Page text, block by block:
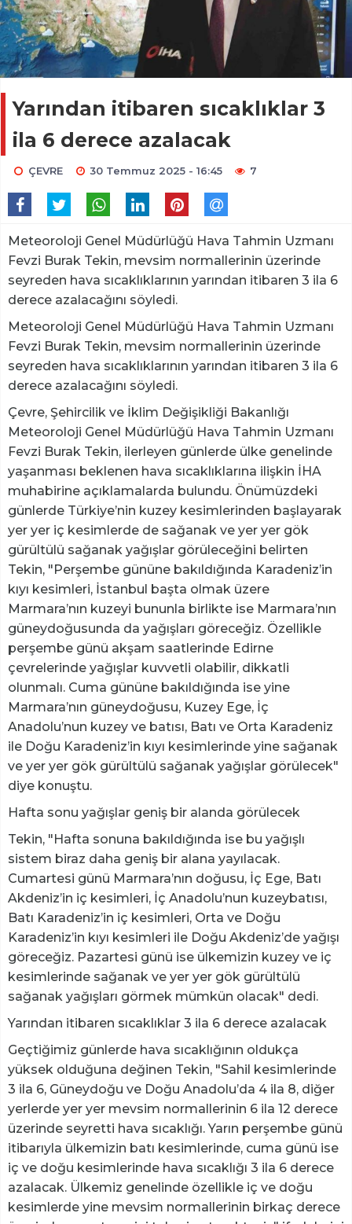
Yarından itibaren sıcaklıklar 3
ila 6 derece azalacak
ÇEVRE 30 Temmuz 2025 - 16:45 7
Meteoroloji Genel Müdürlüğü Hava Tahmin Uzmanı
Fevzi Burak Tekin, mevsim normallerinin üzerinde
seyreden hava sıcaklıklarının yarından itibaren 3 ila 6
derece azalacağını söyledi.
Meteoroloji Genel Müdürlüğü Hava Tahmin Uzmanı
Fevzi Burak Tekin, mevsim normallerinin üzerinde
seyreden hava sıcaklıklarının yarından itibaren 3 ila 6
derece azalacağını söyledi.
Çevre, Şehircilik ve İklim Değişikliği Bakanlığı
Meteoroloji Genel Müdürlüğü Hava Tahmin Uzmanı
Fevzi Burak Tekin, ilerleyen günlerde ülke genelinde
yaşanması beklenen hava sıcaklıklarına ilişkin İHA
muhabirine açıklamalarda bulundu. Önümüzdeki
günlerde Türkiye’nin kuzey kesimlerinden başlayarak
yer yer iç kesimlerde de sağanak ve yer yer gök
gürültülü sağanak yağışlar görüleceğini belirten
Tekin, "Perşembe gününe bakıldığında Karadeniz’in
kıyı kesimleri, İstanbul başta olmak üzere
Marmara’nın kuzeyi bununla birlikte ise Marmara’nın
güneydoğusunda da yağışları göreceğiz. Özellikle
perşembe günü akşam saatlerinde Edirne
çevrelerinde yağışlar kuvvetli olabilir, dikkatli
olunmalı. Cuma gününe bakıldığında ise yine
Marmara’nın güneydoğusu, Kuzey Ege, İç
Anadolu’nun kuzey ve batısı, Batı ve Orta Karadeniz
ile Doğu Karadeniz’in kıyı kesimlerinde yine sağanak
ve yer yer gök gürültülü sağanak yağışlar görülecek"
diye konuştu.
Hafta sonu yağışlar geniş bir alanda görülecek
Tekin, "Hafta sonuna bakıldığında ise bu yağışlı
sistem biraz daha geniş bir alana yayılacak.
Cumartesi günü Marmara’nın doğusu, İç Ege, Batı
Akdeniz’in iç kesimleri, İç Anadolu’nun kuzeybatısı,
Batı Karadeniz’in iç kesimleri, Orta ve Doğu
Karadeniz’in kıyı kesimleri ile Doğu Akdeniz’de yağışı
göreceğiz. Pazartesi günü ise ülkemizin kuzey ve iç
kesimlerinde sağanak ve yer yer gök gürültülü
sağanak yağışları görmek mümkün olacak" dedi.
Yarından itibaren sıcaklıklar 3 ila 6 derece azalacak
Geçtiğimiz günlerde hava sıcaklığının oldukça
yüksek olduğuna değinen Tekin, "Sahil kesimlerinde
3 ila 6, Güneydoğu ve Doğu Anadolu’da 4 ila 8, diğer
yerlerde yer yer mevsim normallerinin 6 ila 12 derece
üzerinde seyretti hava sıcaklığı. Yarın perşembe günü
itibarıyla ülkemizin batı kesimlerinde, cuma günü ise
iç ve doğu kesimlerinde hava sıcaklığı 3 ila 6 derece
azalacak. Ülkemiz genelinde özellikle iç ve doğu
kesimlerde yine mevsim normallerinin birkaç derece